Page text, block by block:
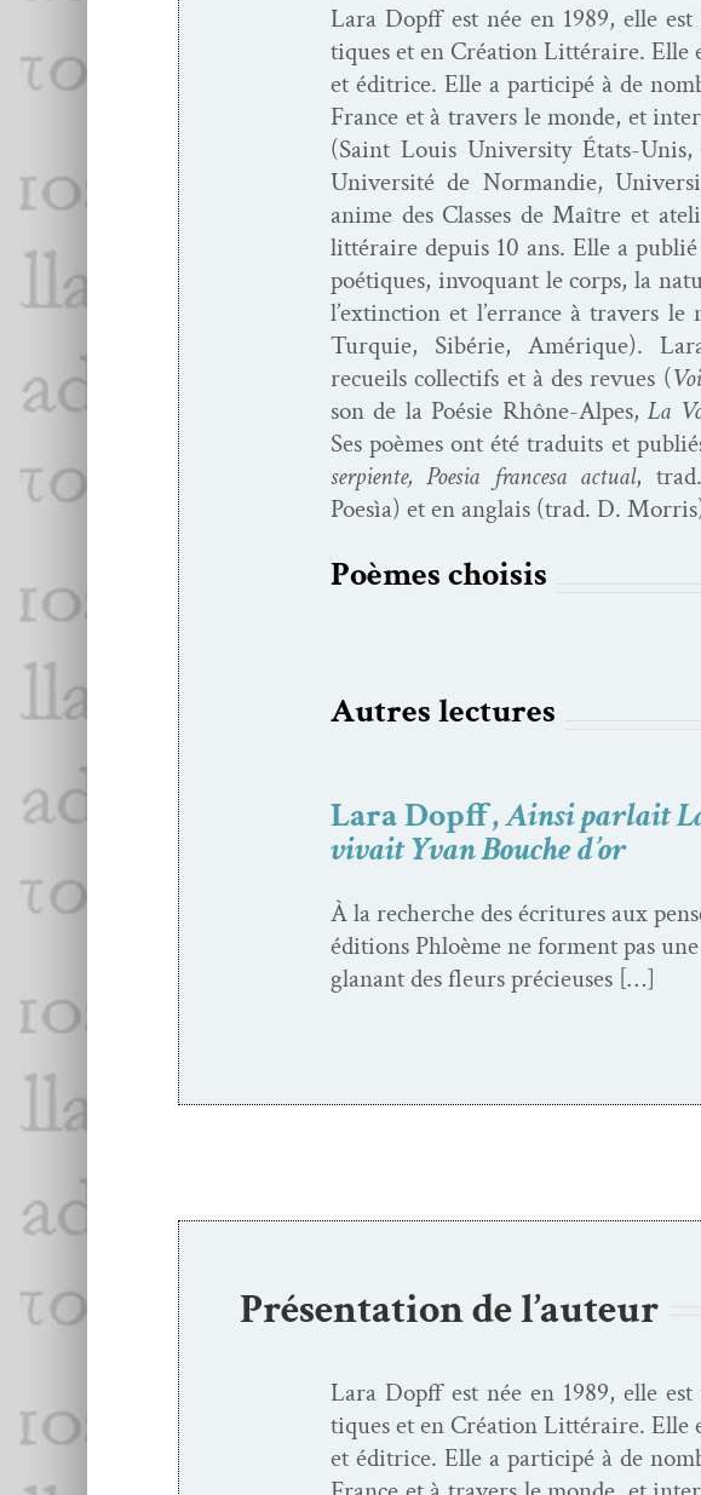
Lara Dopff est née en 1989, elle
tiques et en Créa­tion Lit­téraire. Elle
et éditrice. Elle a par­ticipé à de
France et à tra­vers le monde, et
(Saint Louis Uni­ver­si­ty États-
Uni­ver­sité de Nor­mandie,
ani­me des Class­es de Maître et
lit­téraire depuis 10 ans. Elle a
poé­tiques, invo­quant le corps, la
l’extinction et l’errance à tra­vers
Turquie, Sibérie, Amérique).
recueils col­lec­tifs et à des revues (
son de la Poésie Rhône-Alpes,La
Ses poèmes ont été traduits et
ser­pi­ente, Poe­sia france­sa actu­al,
Poesìa) et en anglais (trad. D.
Poèmes choi­sis
Autres lec­tures
Lara Dopff,Ainsi parlait
vivait Yvan Bouche d’or
À la recherche des écri­t­ures aux
édi­tions Phloème ne for­ment pas
glanant des fleurs précieuses […]
Présentation de l’auteur
Lara Dopff est née en 1989, elle
tiques et en Créa­tion Lit­téraire. Elle
et éditrice. Elle a par­ticipé à de